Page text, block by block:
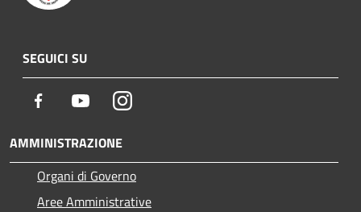
SEGUICI SU
Facebook YoutubeInstagram
AMMINISTRAZIONE
Organi di Governo
Aree Amministrative